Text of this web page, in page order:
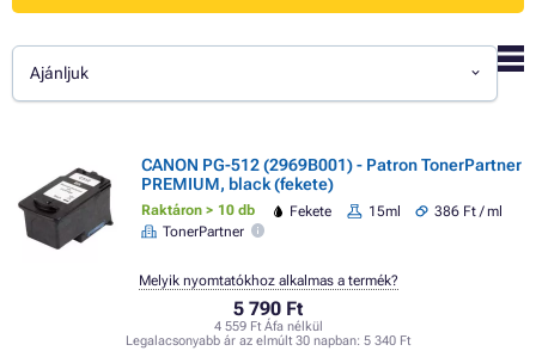
Ajánljuk
CANON PG-512 (2969B001) - Patron TonerPartner
PREMIUM, black (fekete)
Raktáron > 10 db Fekete 15ml
386 Ft / ml
TonerPartner
5 790 Ft
4 559 Ft Áfa nélkül
Legalacsonyabb ár az elmúlt 30 napban: 5 340 Ft
Melyik nyomtatókhoz alkalmas a termék?